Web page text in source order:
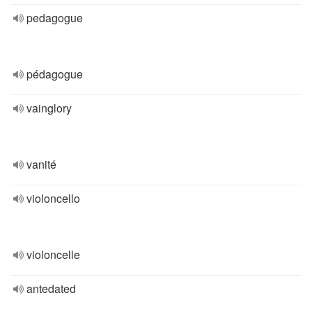
pedagogue
pédagogue
vainglory
vanité
violoncello
violoncelle
antedated